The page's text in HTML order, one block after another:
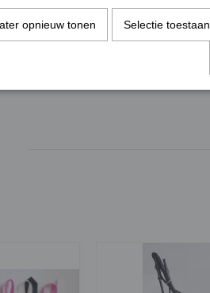
Specificaties
opnieuw tonen Selectie toestaan